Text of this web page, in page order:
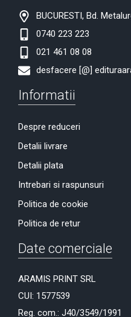
BUCURESTI, Bd.
0740 223 223
021 461 08 08
desfacere [@]
Informatii
Despre reduceri
Detalii livrare
Detalii plata
Intrebari si raspunsuri
Politica de cookie
Politica de retur
Date comerciale
ARAMIS PRINT SRL
CUI: 1577539
Reg. com.: J40/3549/1991